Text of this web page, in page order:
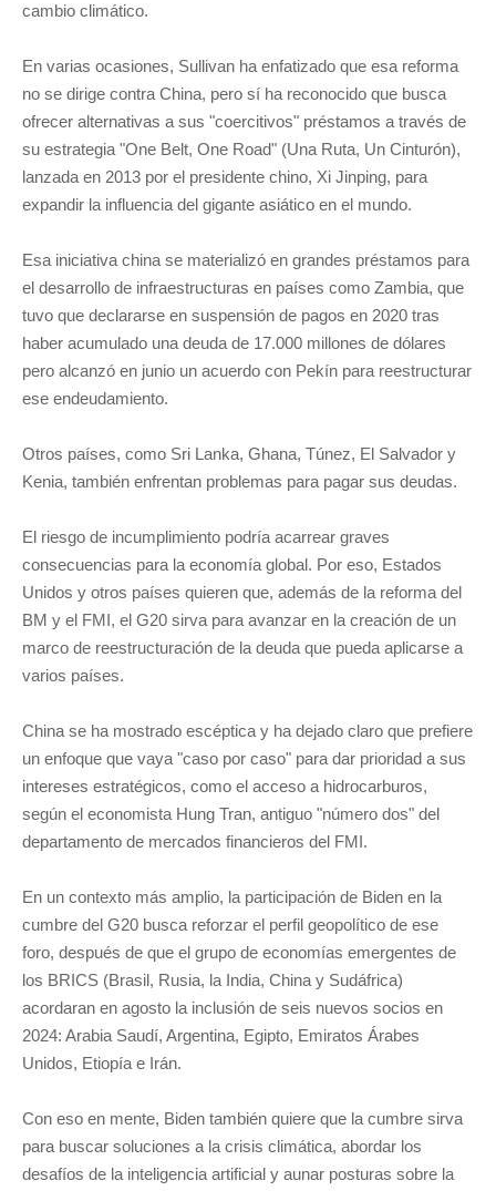
cambio climático.
En varias ocasiones, Sullivan ha enfatizado que esa reforma
no se dirige contra China, pero sí ha reconocido que busca
ofrecer alternativas a sus "coercitivos" préstamos a través de
su estrategia "One Belt, One Road" (Una Ruta, Un Cinturón),
lanzada en 2013 por el presidente chino, Xi Jinping, para
expandir la influencia del gigante asiático en el mundo.
Esa iniciativa china se materializó en grandes préstamos para
el desarrollo de infraestructuras en países como Zambia, que
tuvo que declararse en suspensión de pagos en 2020 tras
haber acumulado una deuda de 17.000 millones de dólares
pero alcanzó en junio un acuerdo con Pekín para reestructurar
ese endeudamiento.
Otros países, como Sri Lanka, Ghana, Túnez, El Salvador y
Kenia, también enfrentan problemas para pagar sus deudas.
El riesgo de incumplimiento podría acarrear graves
consecuencias para la economía global. Por eso, Estados
Unidos y otros países quieren que, además de la reforma del
BM y el FMI, el G20 sirva para avanzar en la creación de un
marco de reestructuración de la deuda que pueda aplicarse a
varios países.
China se ha mostrado escéptica y ha dejado claro que prefiere
un enfoque que vaya "caso por caso" para dar prioridad a sus
intereses estratégicos, como el acceso a hidrocarburos,
según el economista Hung Tran, antiguo "número dos" del
departamento de mercados financieros del FMI.
En un contexto más amplio, la participación de Biden en la
cumbre del G20 busca reforzar el perfil geopolítico de ese
foro, después de que el grupo de economías emergentes de
los BRICS (Brasil, Rusia, la India, China y Sudáfrica)
acordaran en agosto la inclusión de seis nuevos socios en
2024: Arabia Saudí, Argentina, Egipto, Emiratos Árabes
Unidos, Etiopía e Irán.
Con eso en mente, Biden también quiere que la cumbre sirva
para buscar soluciones a la crisis climática, abordar los
desafíos de la inteligencia artificial y aunar posturas sobre la